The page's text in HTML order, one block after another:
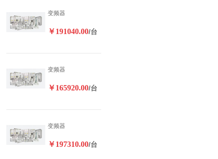
变频器
￥191040.00/台
变频器
￥165920.00/台
变频器
￥197310.00/台